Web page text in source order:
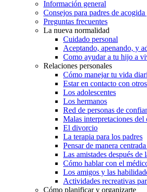
Información general
Consejos para padres de
Preguntas frecuentes
La nueva normalidad
Cuidado personal
Aceptando, apenando, y
Como ayudar a tu hijo a
Relaciones personales
Cómo manejar tu vida
Estar en contacto con
Los adolescentes
Los hermanos
Red de personas de
Malas interpretaciones del
El divorcio
La terapia para los padres
Pensar de manera
Las amistades después de
Cómo hablar con el
Los amigos y las
Actividades recreativas
Cómo planificar y organizarte